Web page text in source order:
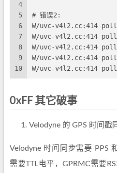
4
5
6
7
8
9
10
# 错误2:
W/uvc-v4l2.cc:414
W/uvc-v4l2.cc:414
W/uvc-v4l2.cc:414
W/uvc-v4l2.cc:414
W/uvc-v4l2.cc:414
0xFF 其它破事
Velodyne 的 GPS 时间戳
Velodyne 时间同步需要 PPS
需要TTL电平，GPRMC需要